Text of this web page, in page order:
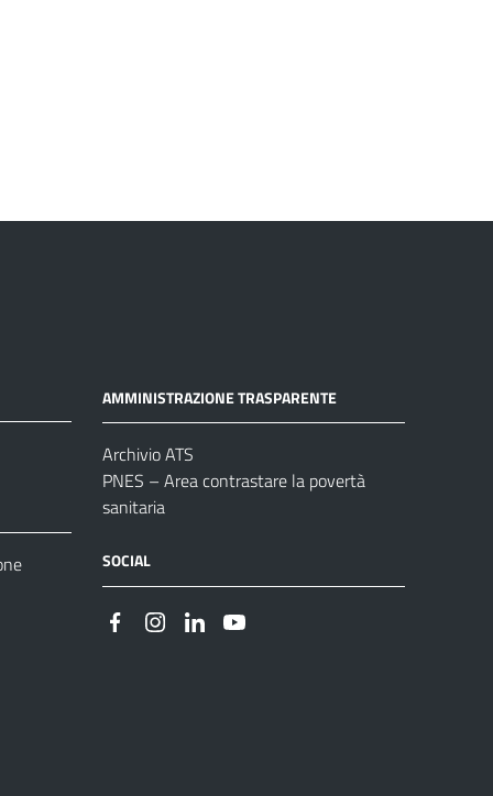
AMMINISTRAZIONE TRASPARENTE
Archivio ATS
PNES – Area contrastare la povertà
sanitaria
SOCIAL